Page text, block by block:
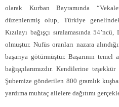
olarak Kurban Bayramında
düzenlenmiş olup, Türkiye
Kızılayı bağışçı sıralamasında
olmuştur. Nufüs oranları nazara
başarıya götürmüştür. Başarının
bağışçılarımızdır. Kendilerine
Şubemize gönderilen 800 gramlık
yardıma muhtaç ailelere dağıtımı